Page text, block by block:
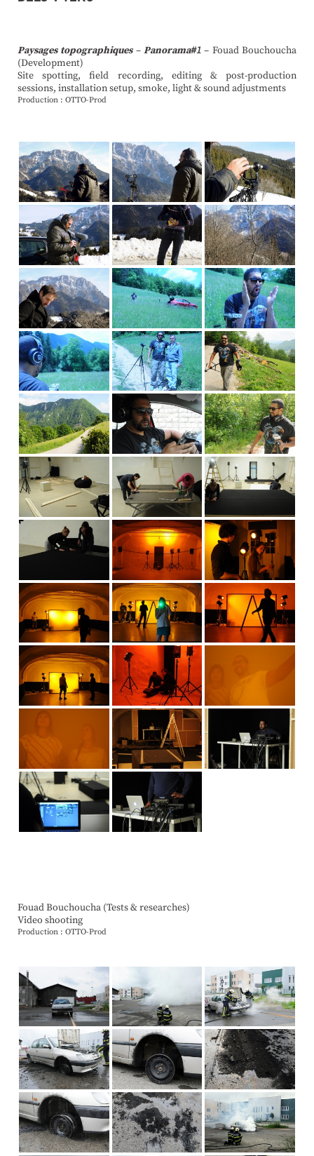
Paysages topographiques–Panorama#1 – Fouad Bouchoucha
(Development)
Site spotting, field recording, editing & post-production
sessions, installation setup, smoke, light & sound adjustments
Production : OTTO-Prod
Fouad Bouchoucha (Tests & researches)
Video shooting
Production : OTTO-Prod